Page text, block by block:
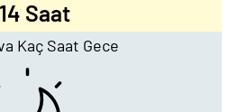
14 Saat
Kaç Saat Gece